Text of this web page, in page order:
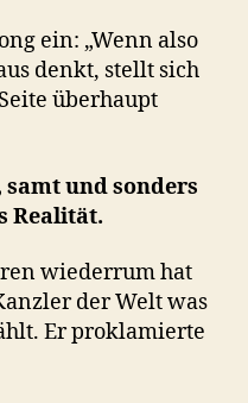
ein: „Wenn also
denkt, stellt sich
überhaupt
und sonders
Realität.
wiederrum hat
der Welt was
Er proklamierte